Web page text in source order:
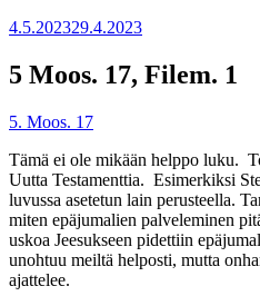
Julkaistu
4.5.202329.4.2023
5 Moos. 17, Filem. 1
5. Moos. 17
Tämä ei ole mikään helppo luku.
Uutta Testamenttia. Esimerkiksi
luvussa asetetun lain perusteella.
miten epäjumalien palveleminen
uskoa Jeesukseen pidettiin
unohtuu meiltä helposti, mutta
ajattelee.